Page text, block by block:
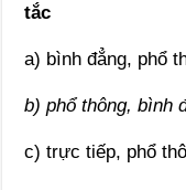
tắc
a) bình đẳng, phổ
b) phổ thông, bình
c) trực tiếp, phổ